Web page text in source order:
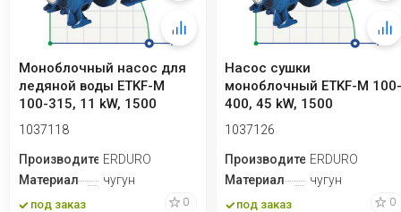
Моноблочный насос для
ледяной воды ETKF-M
100-315, 11 kW, 1500
1037118
ПроизводительERDURO
Материал
чугун
под заказ 0
Насос сушки
моноблочный ETKF-M
400, 45 kW, 1500
1037126
ПроизводительERDURO
Материал
чугун
под заказ 0